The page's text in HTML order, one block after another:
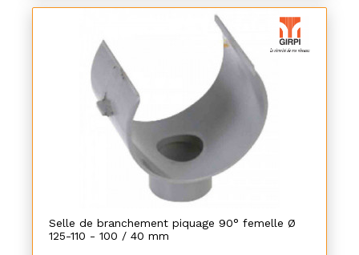
Selle de branchement piquage 90° femelle Ø
125-110 - 100 / 40 mm